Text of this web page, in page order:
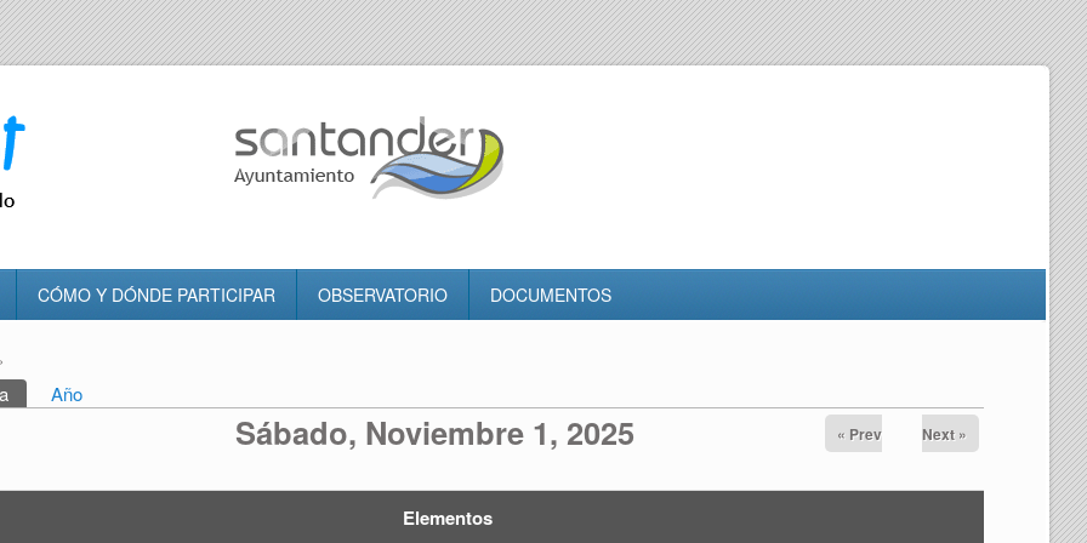
CÓMO Y DÓNDE PARTICIPAR OBSERVATORIO DOCUMENTOS
usted aquí
(solapa activa)
Año
Sábado, Noviembre 1, 2025 « Prev Next »
Elementos